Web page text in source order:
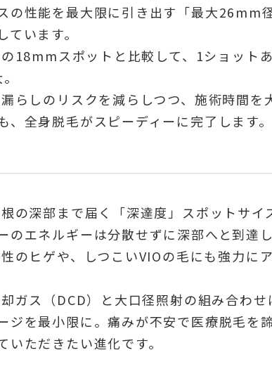
の性能を最大限に引き出す「最大26mm
います。
18mmスポットと比較して、1ショット
らしのリスクを減らしつつ、施術時間を
、全身脱毛がスピーディーに完了します。
の深部まで届く「深達度」スポットサイ
のエネルギーは分散せずに深部へと到達し
のヒゲや、しつこいVIOの毛にも強力に
ガス（DCD）と大口径照射の組み合わせ
ジを最小限に。痛みが不安で医療脱毛を
いただきたい進化です。